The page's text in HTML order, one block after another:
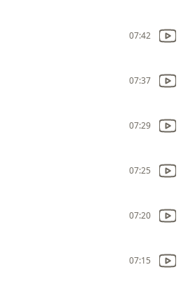
07:42
07:37
07:29
07:25
07:20
07:15